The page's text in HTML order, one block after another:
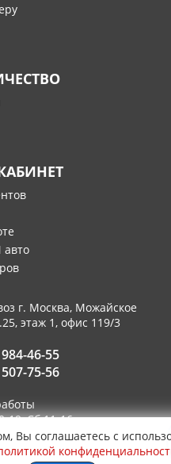
авто
г. Москва, Можайское
этаж 1, офис 119/3
46-55
75-56
19, Сб 11-16
Вы соглашаетесь с